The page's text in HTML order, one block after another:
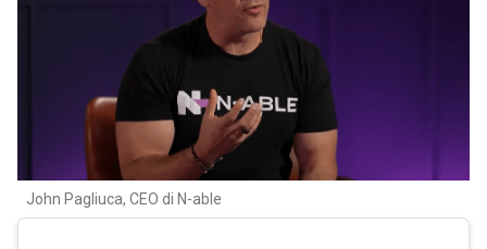
John Pagliuca, CEO di N-able